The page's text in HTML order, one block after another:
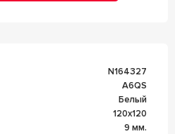
n164327
A6QS
Белый
120x120
9 мм.